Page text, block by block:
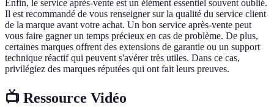
Enfin, le service après-vente est un élément essentiel souvent oublié.
Il est recommandé de vous renseigner sur la qualité du service client
de la marque avant votre achat. Un bon service après-vente peut
vous faire gagner un temps précieux en cas de problème. De plus,
certaines marques offrent des extensions de garantie ou un support
technique réactif qui peuvent s'avérer très utiles. Dans ce cas,
privilégiez des marques réputées qui ont fait leurs preuves.
📺 Ressource Vidéo